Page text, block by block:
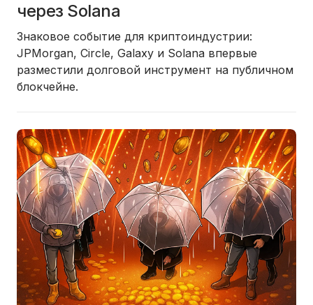
через Solana
Знаковое событие для криптоиндустрии:
JPMorgan, Circle, Galaxy и Solana впервые
разместили долговой инструмент на публичном
блокчейне.